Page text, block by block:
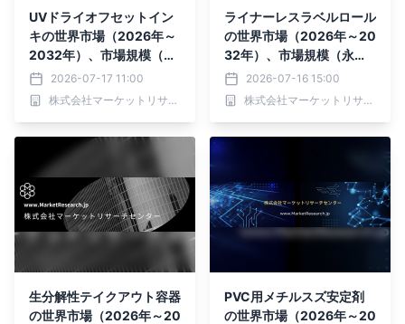
UVドライオフセットイン
キの世界市場（2026年～
2032年）、市場規模（カ
ラーUVドライオフセット
インク、ブラックUVドラ
イオフセットインク、ホワ
インク）・分析レポートを
発表
2026-07-17 11:00
株式会社マーケットリサーチセンター
ライナーレスラベルロール
の世界市場（2026年～20
32年）、市場規模（永久
粘着ライナーレスラベル、
剥離可能粘着ライナーレス
ラベル）・分析レポートを
2026-07-16 15:00
株式会社マーケットリサーチセンター
生分解性テイクアウト容器
の世界市場（2026年～20
PVC用メチルスズ安定剤
の世界市場（2026年～20